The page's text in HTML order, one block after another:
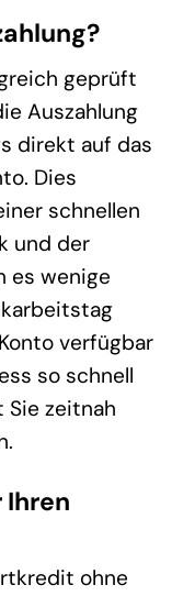
geprüft
Auszahlung
direkt auf das
Dies
schnellen
und der
es wenige
verfügbar
so schnell
zeitnah
ohne